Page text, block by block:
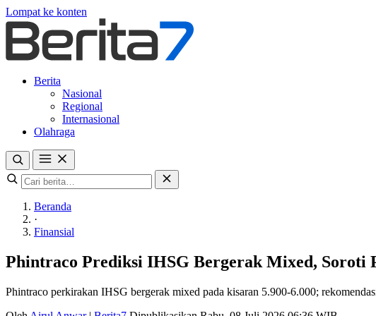
Lompat ke konten
Berita
Nasional
Regional
Internasional
Olahraga
Beranda
·
Finansial
Phintraco Prediksi IHSG Bergerak Mixed, Soroti
Phintraco perkirakan IHSG bergerak mixed pada kisaran 5.900-6.000;